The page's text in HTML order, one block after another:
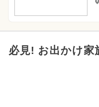
必見! お出かけ家